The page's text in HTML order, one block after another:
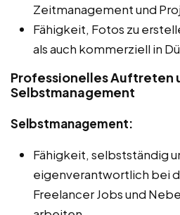
Zeitmanagement und
Fähigkeit, Fotos zu
als auch kommerziell in
Professionelles Auftreten
Selbstmanagement
Selbstmanagement:
Fähigkeit, selbstständig
eigenverantwortlich bei
Freelancer Jobs und